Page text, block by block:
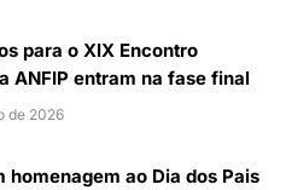
para o XIX Encontro
ANFIP entram na fase final
de 2026
homenagem ao Dia dos Pais